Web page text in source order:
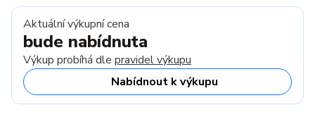
Aktuální výkupní cena
bude nabídnuta
Výkup probíhá dle pravidel výkupu
Nabídnout k výkupu